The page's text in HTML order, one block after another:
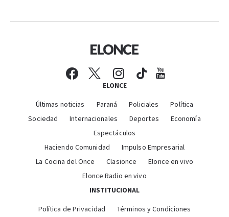
ELONCE
Últimas noticias Paraná Policiales
Política
Sociedad
Internacionales Deportes
Economía
Espectáculos
Haciendo Comunidad
Impulso Empresarial
La Cocina del Once
Clasionce
Elonce en vivo
Elonce Radio en vivo
INSTITUCIONAL
Política de Privacidad Términos y Condiciones